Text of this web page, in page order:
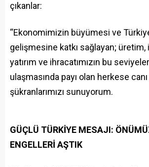
çıkanlar:
“Ekonomimizin büyümesi ve
gelişmesine katkı sağlayan; üretim,
yatırım ve ihracatımızın bu
ulaşmasında payı olan herkese
şükranlarımızı sunuyorum.
GÜÇLÜ TÜRKİYE MESAJI:
ENGELLERİ AŞTIK